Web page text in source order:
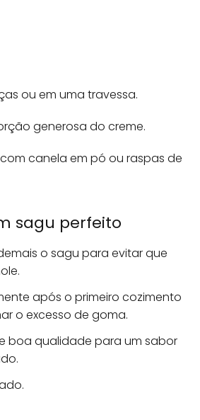
ou em uma travessa.
generosa do creme.
canela em pó ou raspas de
sagu perfeito
o sagu para evitar que
após o primeiro cozimento
o excesso de goma.
boa qualidade para um sabor